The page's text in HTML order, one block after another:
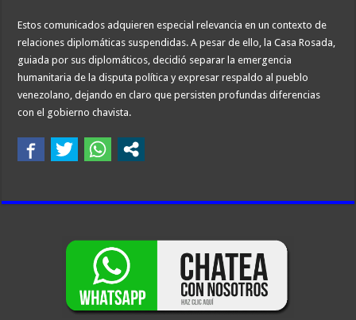
Estos comunicados adquieren especial relevancia en un contexto de
relaciones diplomáticas suspendidas. A pesar de ello, la Casa Rosada,
guiada por sus diplomáticos, decidió separar la emergencia
humanitaria de la disputa política y expresar respaldo al pueblo
venezolano, dejando en claro que persisten profundas diferencias
con el gobierno chavista.